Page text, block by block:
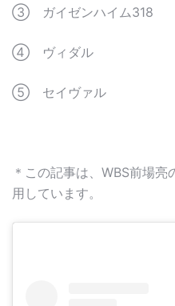
③ ガイゼンハイム318
④ ヴィダル
⑤ セイヴァル
＊この記事は、WBS前場
用しています。